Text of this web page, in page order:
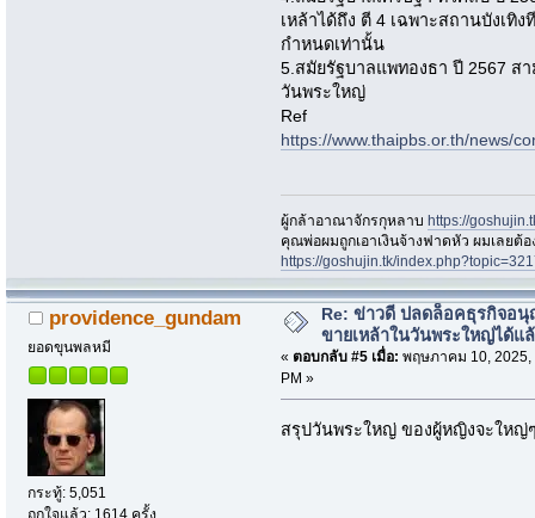
เหล้าได้ถึง ตี 4 เฉพาะสถานบังเทิ
กำหนดเท่านั้น
5.สมัยรัฐบาลแพทองธา ปี 2567 ส
วันพระใหญ่
Ref
https://www.thaipbs.or.th/news/
ผู้กล้าอาณาจักรกุหลาบhttps://
คุณพ่อผมถูกเอาเงินจ้างฟาดหัว ผมเลยต้
https://goshujin.tk/
providence_gundam
ยอดขุนพลหมี
กระทู้: 5,051
ถูกใจแล้ว: 1614 ครั้ง
Re: ข่าวดี ปลดล็อคธุรกิจอนุ
ขายเหล้าในวันพระใหญ่ได้แ
« ตอบกลับ #5 เมื่อ: พฤษภาคม 10, 2025,
PM »
สรุปวันพระใหญ่ ของผู้หญิงจะใหญ่